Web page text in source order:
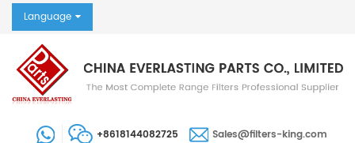
Language
+8618144082725 Sales@filters-king.com